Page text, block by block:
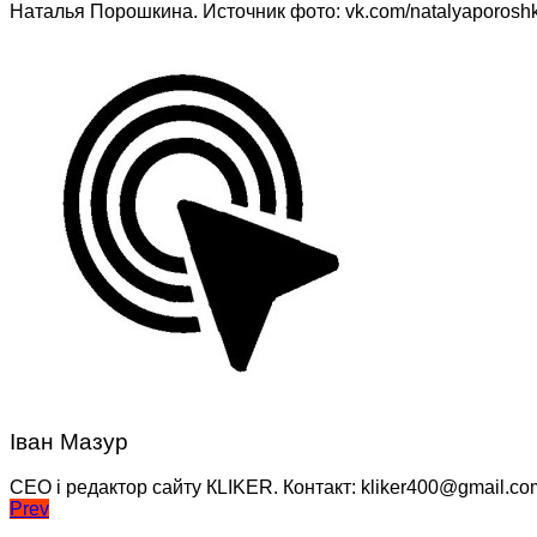
Наталья Порошкина. Источник фото: vk.com/
Іван Мазур
CEO і редактор сайту КLIKER. Контакт:
Навігація
Prev